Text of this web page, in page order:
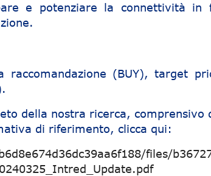
e potenziare la connettività in
(BUY), target
della nostra ricerca, comprensivo
di riferimento, clicca qui:
files/